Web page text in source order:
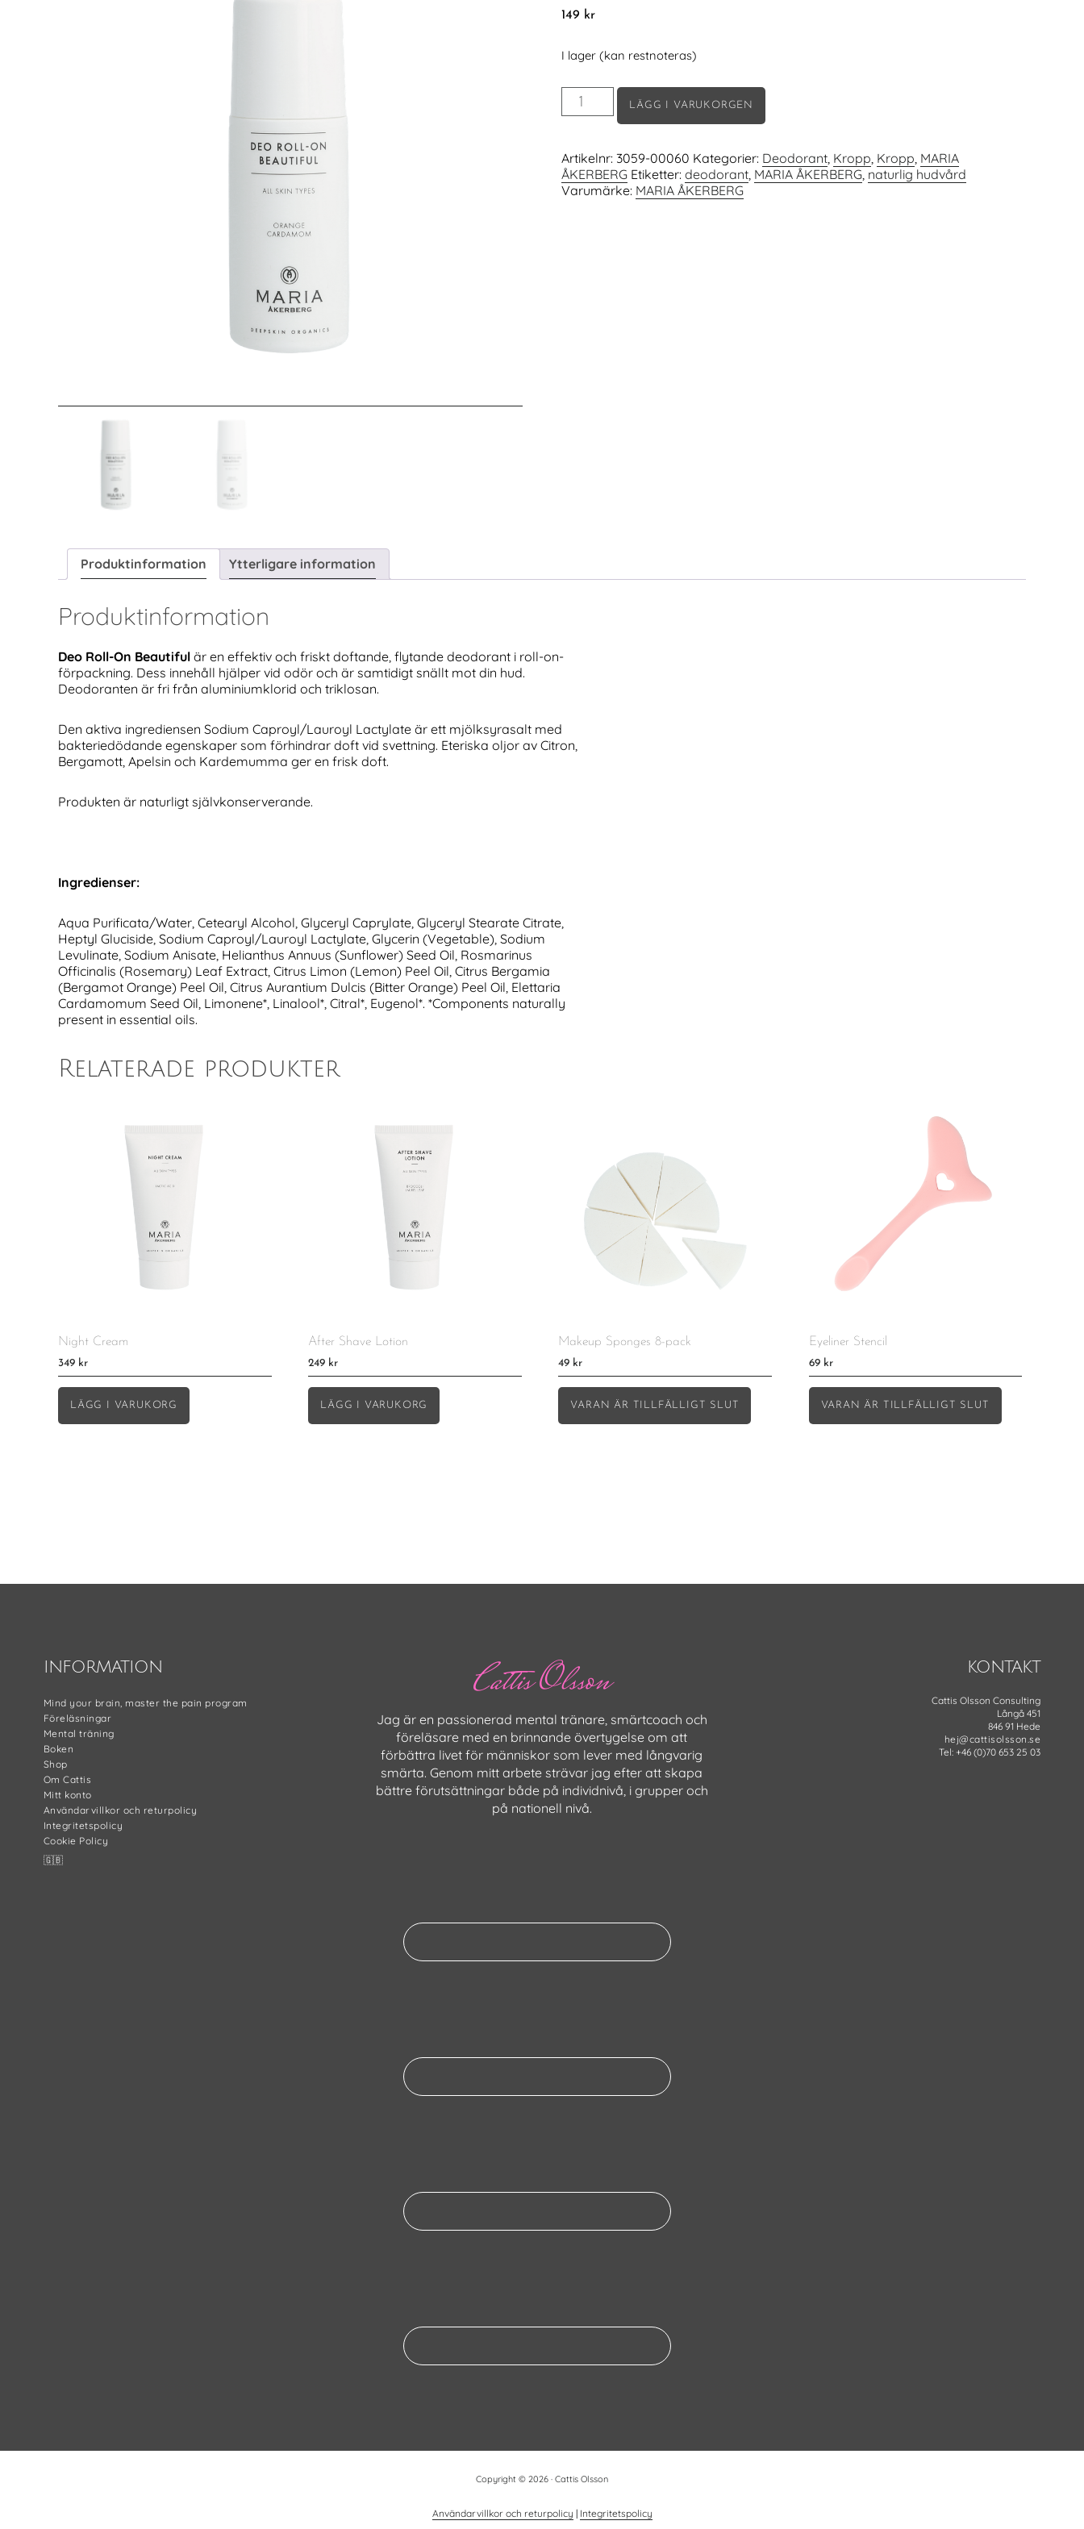
149 kr
I lager (kan restnoteras)
Deo
Roll-
mängd
LÄGG I VARUKORGEN
Artikelnr: 3059-00060 Kategorier: Deodorant, Kropp, Kropp, MARIA
ÅKERBERG Etiketter: deodorant, MARIA ÅKERBERG, naturlig hudvård
Varumärke: MARIA ÅKERBERG
Produktinformation Ytterligare information
Produktinformation
Deo Roll-On Beautiful är en effektiv och friskt doftande, flytande deodorant i roll-on-
förpackning. Dess innehåll hjälper vid odör och är samtidigt snällt mot din hud.
Deodoranten är fri från aluminiumklorid och triklosan.
Den aktiva ingrediensen Sodium Caproyl/Lauroyl Lactylate är ett mjölksyrasalt med
bakteriedödande egenskaper som förhindrar doft vid svettning. Eteriska oljor av Citron,
Bergamott, Apelsin och Kardemumma ger en frisk doft.
Produkten är naturligt självkonserverande.
Ingredienser:
Aqua Purificata/Water, Cetearyl Alcohol, Glyceryl Caprylate, Glyceryl Stearate Citrate,
Heptyl Gluciside, Sodium Caproyl/Lauroyl Lactylate, Glycerin (Vegetable), Sodium
Levulinate, Sodium Anisate, Helianthus Annuus (Sunflower) Seed Oil, Rosmarinus
Officinalis (Rosemary) Leaf Extract, Citrus Limon (Lemon) Peel Oil, Citrus Bergamia
(Bergamot Orange) Peel Oil, Citrus Aurantium Dulcis (Bitter Orange) Peel Oil, Elettaria
Cardamomum Seed Oil, Limonene*, Linalool*, Citral*, Eugenol*. *Components naturally
present in essential oils.
Relaterade produkter
Night Cream
349 kr
LÄGG I VARUKORG
After Shave Lotion
249 kr
LÄGG I VARUKORG
Makeup Sponges 8-pack
49 kr
VARAN ÄR TILLFÄLLIGT SLUT
Eyeliner Stencil
69 kr
VARAN ÄR TILLFÄLLIGT SLUT
INFORMATION
Mind your brain, master the pain program
Föreläsningar
Mental träning
Boken
Shop
Om Cattis
Mitt konto
Användarvillkor och returpolicy
Integritetspolicy
Cookie Policy
🇬🇧
Cattis Olsson
Jag är en passionerad mental tränare, smärtcoach och
föreläsare med en brinnande övertygelse om att
förbättra livet för människor som lever med långvarig
smärta. Genom mitt arbete strävar jag efter att skapa
bättre förutsättningar både på individnivå, i grupper och
på nationell nivå.
KONTAKT
Cattis Olsson Consulting
Långå 451
846 91 Hede
hej@cattisolsson.se
Tel: +46 (0)70 653 25 03
Copyright © 2026 · Cattis Olsson
Användarvillkor och returpolicy | Integritetspolicy